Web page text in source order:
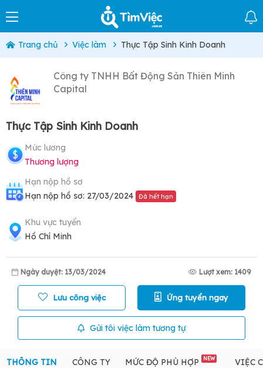
Trang chủ Việc làm Thực Tập Sinh Kinh Doanh
Công ty TNHH Bất Động Sản Thiên Minh
Capital
Thực Tập Sinh Kinh Doanh
Mức lương
Thương lượng
Hạn nộp hồ sơ
Hạn nộp hồ sơ: 27/03/2024
Đã hết hạn
Khu vực tuyển
Hồ Chí Minh
Ngày duyệt: 13/03/2024 Lượt xem: 1409
Lưu công việc Ứng tuyển ngay
Gửi tôi việc làm tương tự
THÔNG TIN CÔNG TY MỨC ĐỘ PHÙ HỢP NEW VIỆC